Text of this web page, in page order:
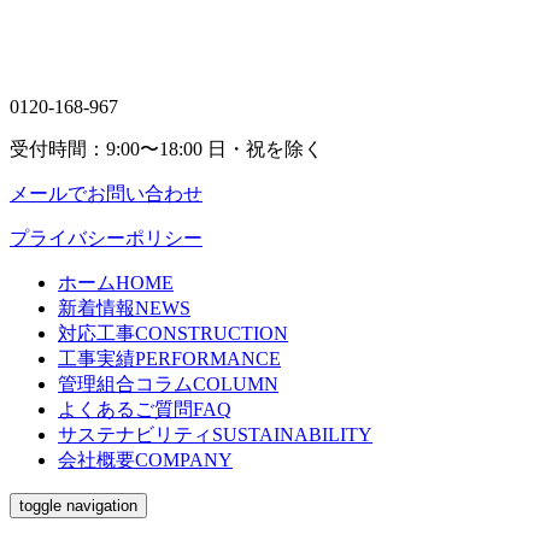
0120-168-967
受付時間：9:00〜18:00 日・祝を除く
メールでお問い合わせ
プライバシーポリシー
ホームHOME
新着情報NEWS
対応工事CONSTRUCTION
工事実績PERFORMANCE
管理組合コラムCOLUMN
よくあるご質問FAQ
サステナビリティ SUSTAINABILITY
会社概要COMPANY
toggle navigation